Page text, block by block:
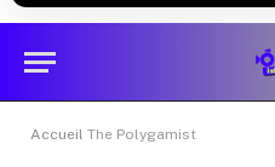
Accueil The Polygamist